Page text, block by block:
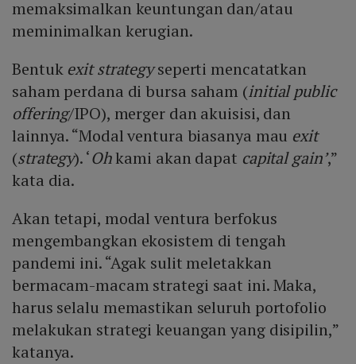
memaksimalkan keuntungan dan/atau
meminimalkan kerugian.
Bentuk exit strategyseperti mencatatkan
saham perdana di bursa saham (initial public
offering/IPO), merger dan akuisisi, dan
lainnya. “Modal ventura biasanya mau exit
(strategy). ‘Ohkami akan dapat capital gain’,”
kata dia.
Akan tetapi, modal ventura berfokus
mengembangkan ekosistem di tengah
pandemi ini. “Agak sulit meletakkan
bermacam-macam strategi saat ini. Maka,
harus selalu memastikan seluruh portofolio
melakukan strategi keuangan yang disipilin,”
katanya.